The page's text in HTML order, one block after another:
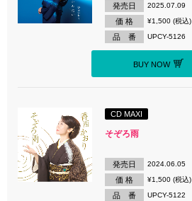
発売日 2025.07.09
価 格 ¥1,500 (税込)
品 番 UPCY-5126
BUY NOW
CD MAXI
そぞろ雨
発売日 2024.06.05
価 格 ¥1,500 (税込)
品 番 UPCY-5122